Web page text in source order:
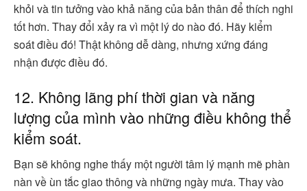
khỏi và tin tưởng vào khả năng của bản thân để thích nghi
tốt hơn. Thay đổi xảy ra vì một lý do nào đó. Hãy kiểm
soát điều đó! Thật không dễ dàng, nhưng xứng đáng
nhận được điều đó.
12. Không lãng phí thời gian và năng
lượng của mình vào những điều không thể
kiểm soát.
Bạn sẽ không nghe thấy một người tâm lý mạnh mẽ phàn
nàn về ùn tắc giao thông và những ngày mưa. Thay vào